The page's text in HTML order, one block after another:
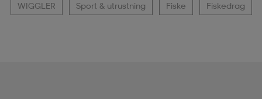
WIGGLER Sport & utrustning Fiske Fiskedrag